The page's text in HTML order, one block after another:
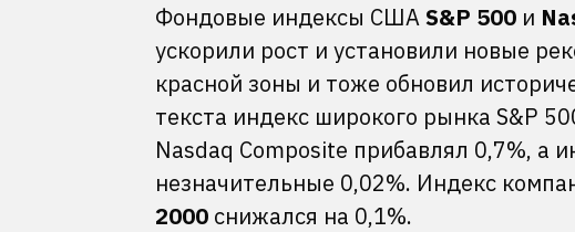
Фондовые индексы США S&P 500 и
ускорили рост и установили новые
красной зоны и тоже обновил
текста индекс широкого рынка S&P
Nasdaq Composite прибавлял 0,7%, а
незначительные 0,02%. Индекс
2000 снижался на 0,1%.